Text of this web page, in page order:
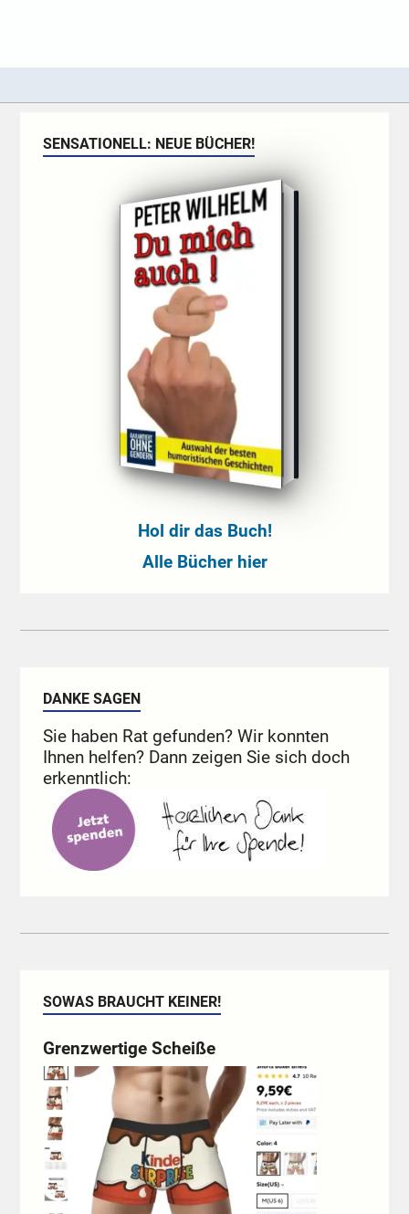
SENSATIONELL: NEUE BÜCHER!
Hol dir das Buch!
Alle Bücher hier
DANKE SAGEN
Sie haben Rat gefunden? Wir konnten
Ihnen helfen? Dann zeigen Sie sich doch
erkenntlich:
SOWAS BRAUCHT KEINER!
Grenzwertige Scheiße